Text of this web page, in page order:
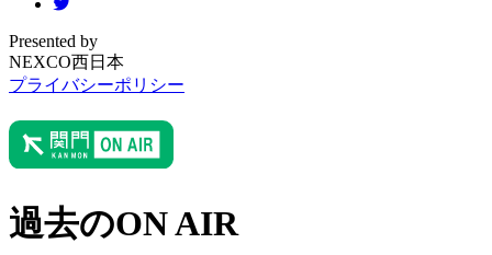
Presented by
NEXCO西日本
プライバシーポリシー
過去のON AIR